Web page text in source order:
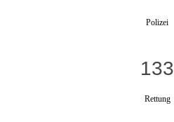
Polizei
133
Rettung